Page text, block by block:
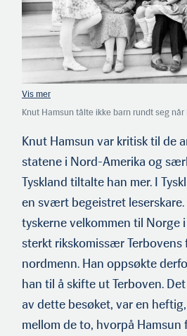
Knut Hamsun tålte ikke barn rundt seg
for å skrive. Her er familien foran
(Foto: Norsk Folkemuseum)
Knut Hamsun var kritisk til de
statene i Nord-Amerika og
Tyskland tiltalte han mer. I
en svært begeistret
tyskerne velkommen til Norge
sterkt rikskomissær Terbovens
nordmenn. Han oppsøkte
han til å skifte ut Terboven.
av dette besøket, var en
mellom de to, hvorpå